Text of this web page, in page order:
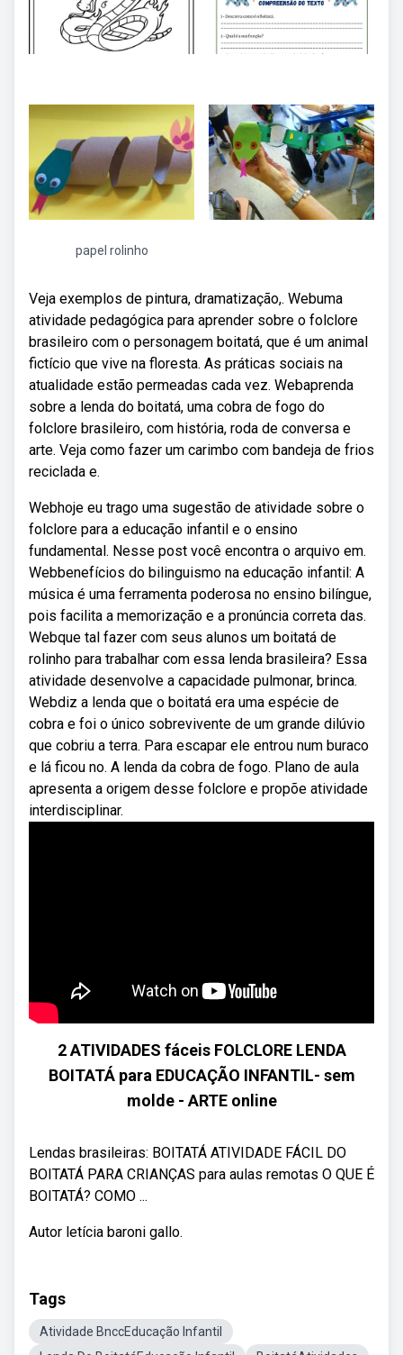
papel rolinho
Veja exemplos de pintura, dramatização,. Webuma
atividade pedagógica para aprender sobre o folclore
brasileiro com o personagem boitatá, que é um animal
fictício que vive na floresta. As práticas sociais na
atualidade estão permeadas cada vez. Webaprenda
sobre a lenda do boitatá, uma cobra de fogo do
folclore brasileiro, com história, roda de conversa e
arte. Veja como fazer um carimbo com bandeja de frios
reciclada e.
Webhoje eu trago uma sugestão de atividade sobre o
folclore para a educação infantil e o ensino
fundamental. Nesse post você encontra o arquivo em.
Webbenefícios do bilinguismo na educação infantil: A
música é uma ferramenta poderosa no ensino bilíngue,
pois facilita a memorização e a pronúncia correta das.
Webque tal fazer com seus alunos um boitatá de
rolinho para trabalhar com essa lenda brasileira? Essa
atividade desenvolve a capacidade pulmonar, brinca.
Webdiz a lenda que o boitatá era uma espécie de
cobra e foi o único sobrevivente de um grande dilúvio
que cobriu a terra. Para escapar ele entrou num buraco
e lá ficou no. A lenda da cobra de fogo. Plano de aula
apresenta a origem desse folclore e propõe atividade
interdisciplinar.
2 ATIVIDADES fáceis FOLCLORE LENDA
BOITATÁ para EDUCAÇÃO INFANTIL- sem
molde - ARTE online
Lendas brasileiras: BOITATÁ ATIVIDADE FÁCIL DO
BOITATÁ PARA CRIANÇAS para aulas remotas O QUE É
BOITATÁ? COMO ...
Autor letícia baroni gallo.
Tags
Atividade BnccEducação Infantil